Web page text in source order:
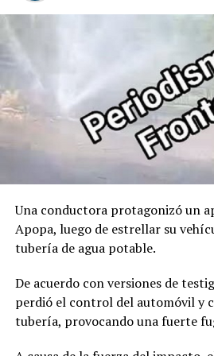
Manuel Restrepo como
Comparte esto:
X
Una conductora protagonizó un
Apopa, luego de estrellar su
tubería de agua potable.
De acuerdo con versiones de
perdió el control del automóvil y
tubería, provocando una fuerte